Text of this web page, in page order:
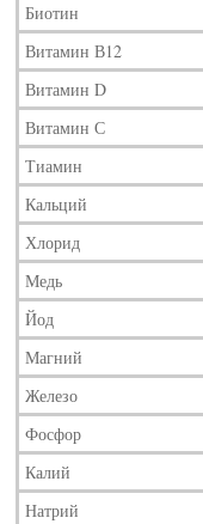
Биотин
Витамин В12
Витамин D
Витамин С
Тиамин
Кальций
Хлорид
Медь
Йод
Магний
Железо
Фосфор
Калий
Натрий